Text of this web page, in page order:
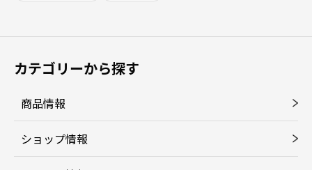
カテゴリーから探す
商品情報
ショップ情報